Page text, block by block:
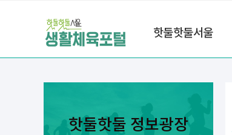
핫둘핫둘서울
핫둘핫둘 정보광장